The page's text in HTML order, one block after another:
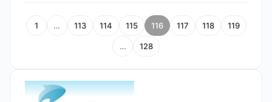
1 … 113 114 115 116 117 118 119
… 128